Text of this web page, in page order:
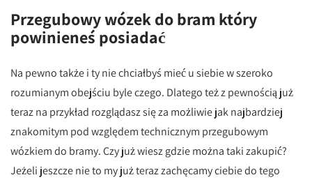
Przegubowy wózek do bram który
powinieneś posiadać
Na pewno także i ty nie chciałbyś mieć u siebie w szeroko
rozumianym obejściu byle czego. Dlatego też z pewnością już
teraz na przykład rozglądasz się za możliwie jak najbardziej
znakomitym pod względem technicznym przegubowym
wózkiem do bramy. Czy już wiesz gdzie można taki zakupić?
Jeżeli jeszcze nie to my już teraz zachęcamy ciebie do tego